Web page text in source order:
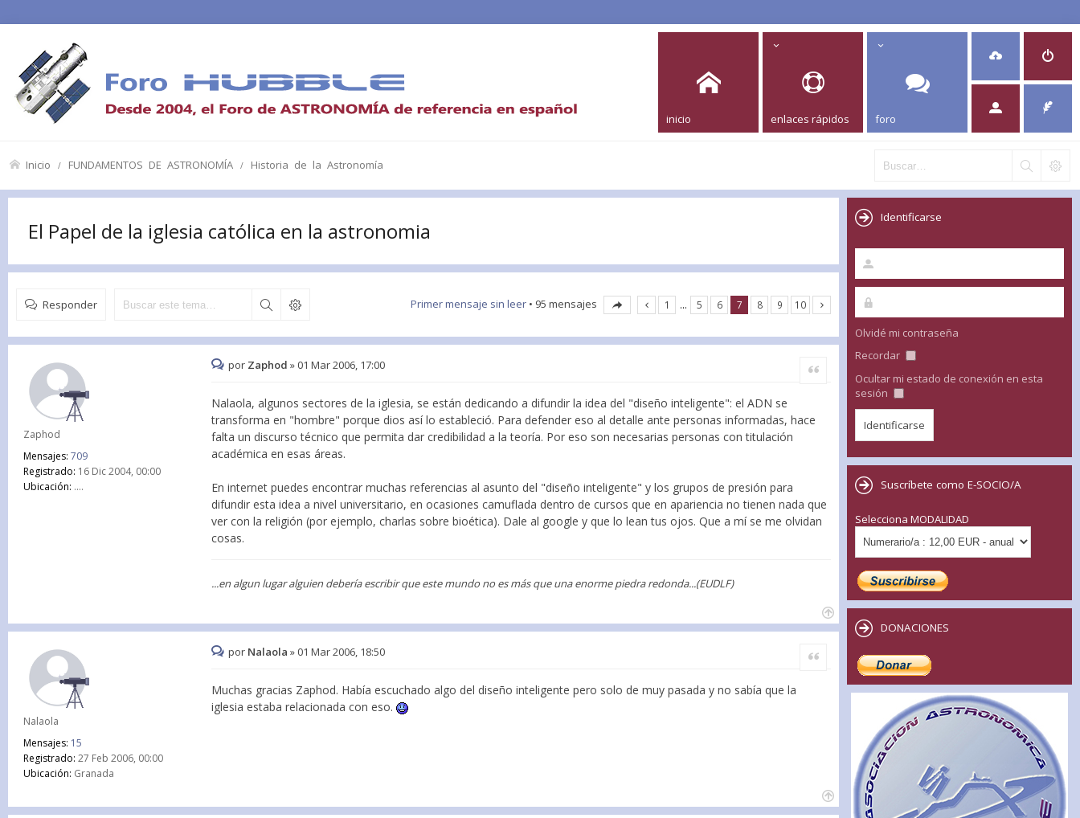
inicio enlaces rápidos foro
Inicio FUNDAMENTOS DE ASTRONOMÍA Historia de la Astronomía
El Papel de la iglesia católica en la astronomia
Responder Primer mensaje sin leer • 95 mensajes 1 … 5 6 7 8 9 10
Zaphod
Mensajes: 709
Registrado: 16 Dic 2004, 00:00
Ubicación: ....
Citar
por Zaphod »01 Mar 2006, 17:00
Nalaola, algunos sectores de la iglesia, se están dedicando a difundir la idea del "diseño inteligente": el ADN se
transforma en "hombre" porque dios así lo estableció. Para defender eso al detalle ante personas informadas, hace
falta un discurso técnico que permita dar credibilidad a la teoría. Por eso son necesarias personas con titulación
académica en esas áreas.
En internet puedes encontrar muchas referencias al asunto del "diseño inteligente" y los grupos de presión para
difundir esta idea a nivel universitario, en ocasiones camuflada dentro de cursos que en apariencia no tienen nada que
ver con la religión (por ejemplo, charlas sobre bioética). Dale al google y que lo lean tus ojos. Que a mí se me olvidan
cosas.
...en algun lugar alguien debería escribir que este mundo no es más que una enorme piedra redonda...(EUDLF)
Nalaola
Mensajes: 15
Registrado: 27 Feb 2006, 00:00
Ubicación: Granada
Citar
por Nalaola »01 Mar 2006, 18:50
Muchas gracias Zaphod. Había escuchado algo del diseño inteligente pero solo de muy pasada y no sabía que la
iglesia estaba relacionada con eso.
Identificarse
Olvidé mi contraseña
Recordar
Ocultar mi estado de conexión en esta
sesión
Suscríbete como E-SOCIO/A
Selecciona MODALIDAD
DONACIONES